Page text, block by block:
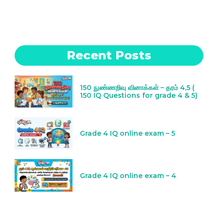
Recent Posts
150 நுண்ணறிவு வினாக்கள் – தரம் 4,5 (
150 IQ Questions for grade 4 & 5)
Grade 4 IQ online exam – 5
Grade 4 IQ online exam – 4